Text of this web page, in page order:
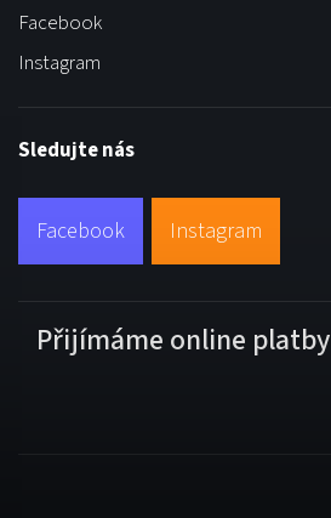
Facebook
Instagram
Sledujte nás
Facebook Instagram
Přijímáme online platby